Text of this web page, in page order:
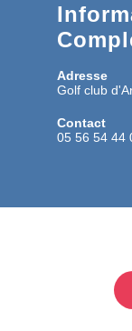
Adresse
Golf club
Contact
05 56 54 44